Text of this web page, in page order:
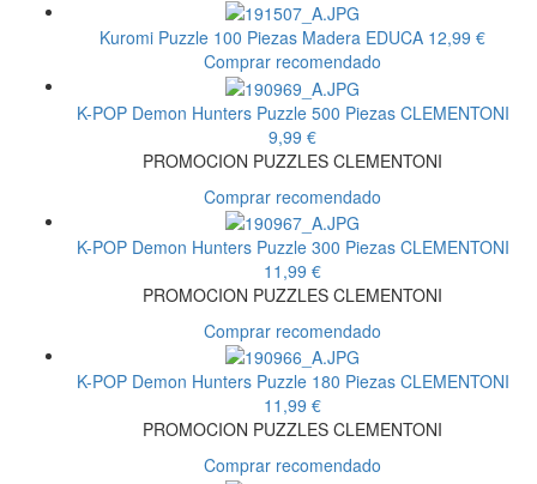
Kuromi Puzzle 100 Piezas Madera EDUCA 12,99 €
Comprar recomendado
K-POP Demon Hunters Puzzle 500 Piezas CLEMENTONI
9,99 €
PROMOCION PUZZLES CLEMENTONI
Comprar recomendado
K-POP Demon Hunters Puzzle 300 Piezas CLEMENTONI
11,99 €
PROMOCION PUZZLES CLEMENTONI
Comprar recomendado
K-POP Demon Hunters Puzzle 180 Piezas CLEMENTONI
11,99 €
PROMOCION PUZZLES CLEMENTONI
Comprar recomendado